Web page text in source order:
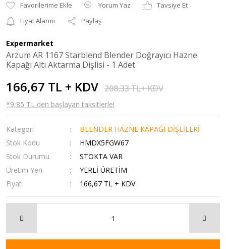
Yorum Yaz
Tavsiye Et
Fiyat Alarmı
Paylaş
Expermarket
Arzum AR 1167 Starblend Blender Doğrayıcı Hazne
Kapağı Altı Aktarma Dişlisi - 1 Adet
166,67 TL + KDV 208,33 TL+ KDV
*9,85 TL den başlayan taksitlerle!
Kategori
BLENDER HAZNE KAPAĞI DİŞLİLERİ
Stok Kodu
HMDX5FGW67
Stok Durumu
STOKTA VAR
Üretim Yeri
YERLİ ÜRETİM
Fiyat
166,67 TL + KDV